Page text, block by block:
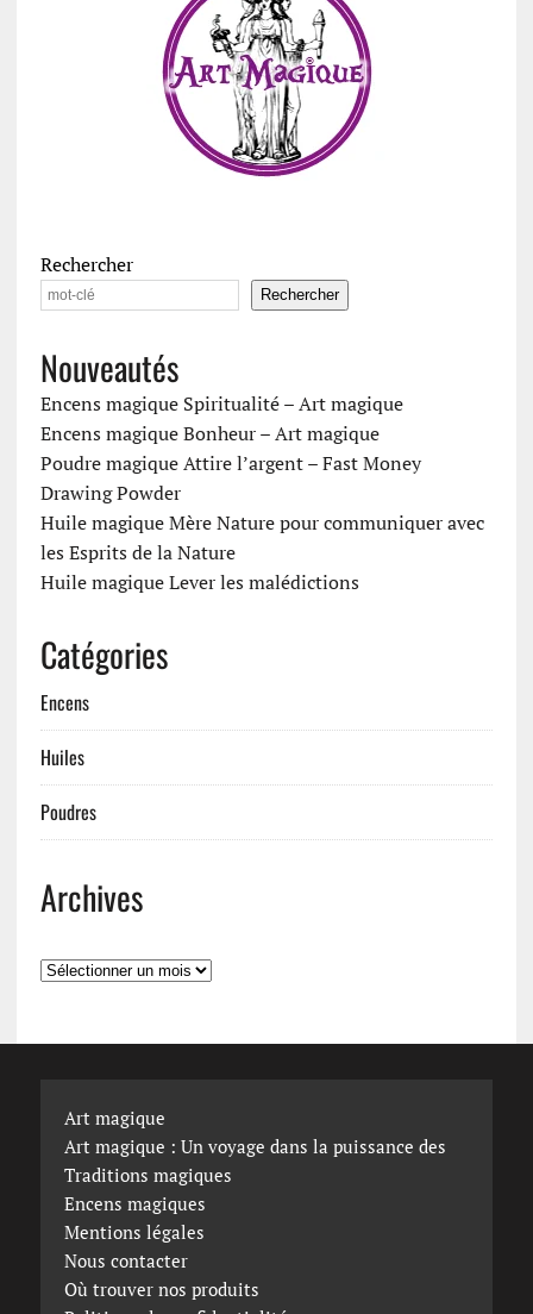
Rechercher
Rechercher
Nouveautés
Encens magique Spiritualité – Art magique
Encens magique Bonheur – Art magique
Poudre magique Attire l’argent – Fast Money
Drawing Powder
Huile magique Mère Nature pour communiquer avec
les Esprits de la Nature
Huile magique Lever les malédictions
Catégories
Encens
Huiles
Poudres
Archives
Archives
Art magique
Art magique : Un voyage dans la puissance des
Traditions magiques
Encens magiques
Mentions légales
Nous contacter
Où trouver nos produits